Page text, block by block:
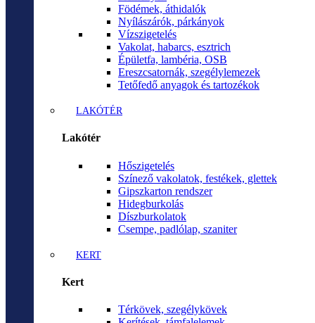
Födémek, áthidalók
Nyílászárók, párkányok
Vízszigetelés
Vakolat, habarcs, esztrich
Épületfa, lambéria, OSB
Ereszcsatornák, szegélylemezek
Tetőfedő anyagok és tartozékok
LAKÓTÉR
Lakótér
Hőszigetelés
Színező vakolatok, festékek, glettek
Gipszkarton rendszer
Hidegburkolás
Díszburkolatok
Csempe, padlólap, szaniter
KERT
Kert
Térkövek, szegélykövek